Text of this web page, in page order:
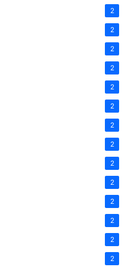
2
2
2
2
2
2
2
2
2
2
2
2
2
2